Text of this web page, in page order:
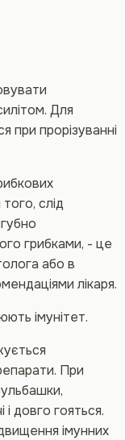
Для
при прорізуванні
слід
грибками, - це
або в
лікаря.
імунітет.
При
довго гояться.
імунних